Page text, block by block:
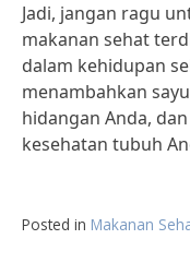
Jadi, jangan ragu
makanan sehat
dalam kehidupan
menambahkan
hidangan Anda,
kesehatan tubuh
Posted in Makanan